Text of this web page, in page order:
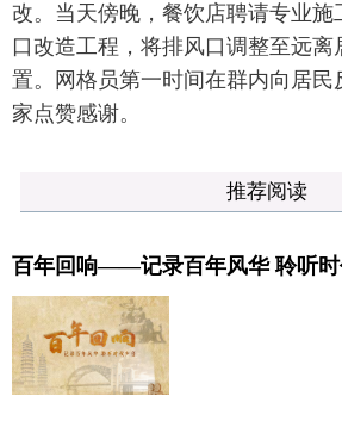
改。当天傍晚，餐饮店聘请专业施
口改造工程，将排风口调整至远离
置。网格员第一时间在群内向居民
家点赞感谢。
推荐阅读
百年回响——记录百年风华 聆听时